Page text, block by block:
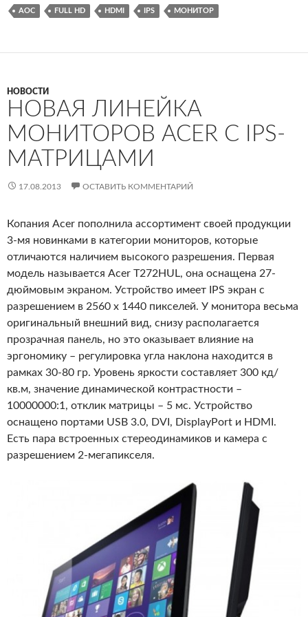
AOC FULL HD HDMI IPS МОНИТОР
НОВОСТИ
НОВАЯ ЛИНЕЙКА
МОНИТОРОВ ACER С IPS-
МАТРИЦАМИ
17.08.2013 ОСТАВИТЬ КОММЕНТАРИЙ
Копания Acer пополнила ассортимент своей продукции
3-мя новинками в категории мониторов, которые
отличаются наличием высокого разрешения. Первая
модель называется Acer T272HUL, она оснащена 27-
дюймовым экраном. Устройство имеет IPS экран с
разрешением в 2560 x 1440 пикселей. У монитора весьма
оригинальный внешний вид, снизу располагается
прозрачная панель, но это оказывает влияние на
эргономику – регулировка угла наклона находится в
рамках 30-80 гр. Уровень яркости составляет 300 кд/
кв.м, значение динамической контрастности –
10000000:1, отклик матрицы – 5 мс. Устройство
оснащено портами USB 3.0, DVI, DisplayPort и HDMI.
Есть пара встроенных стереодинамиков и камера с
разрешением 2-мегапикселя.